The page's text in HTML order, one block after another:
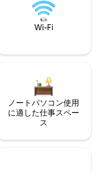
Wi-Fi
ノートパソコン使用
に適した仕事スペー
ス